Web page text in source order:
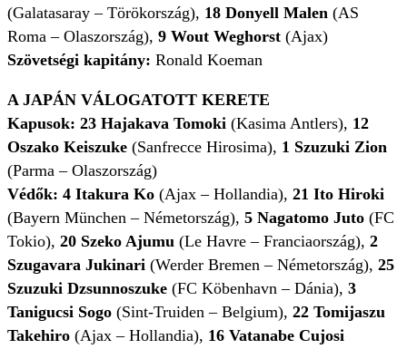
(Galatasaray – Törökország), 18 Donyell Malen (AS
Roma – Olaszország), 9 Wout Weghorst (Ajax)
Szövetségi kapitány: Ronald Koeman
A JAPÁN VÁLOGATOTT KERETE
Kapusok: 23 Hajakava Tomoki (Kasima Antlers), 12
Oszako Keiszuke (Sanfrecce Hirosima), 1 Szuzuki ​Zion
(Parma – Olaszország)
Védők: 4 Itakura Ko (Ajax – Hollandia), 21 Ito Hiroki
(Bayern München – Németország), 5 Nagatomo Juto (FC
Tokio), 20 Szeko Ajumu (Le Havre – Franciaország), 2
Szugavara Jukinari (Werder Bremen – Németország), 25
Szuzuki Dzsunnoszuke (FC Köbenhavn – Dánia), 3
Tanigucsi Sogo (Sint-Truiden – Belgium), 22 Tomijaszu
Takehiro (Ajax – Hollandia), 16 Vatanabe Cujosi